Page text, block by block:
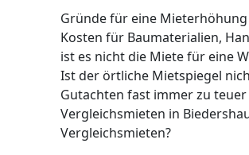
Gründe für eine
Kosten für Baumaterialien,
ist es nicht die Miete für eine
Ist der örtliche Mietspiegel
Gutachten fast immer zu
Vergleichsmieten in
Vergleichsmieten?